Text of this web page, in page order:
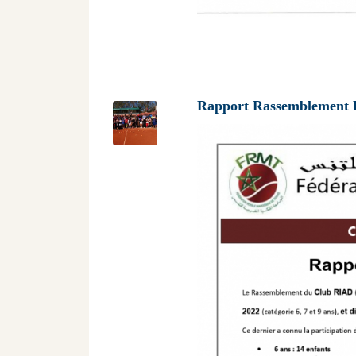
Rapport Rassemblement